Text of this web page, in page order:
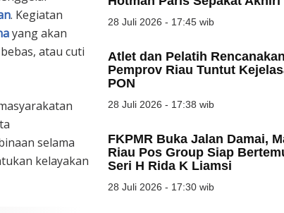
. Kegiatan
yang akan
atau cuti
selama
kelayakan
28 Juli 2026 - 17:45 wib
Atlet dan Pelatih
Pemprov Riau Tuntut
PON
28 Juli 2026 - 17:38 wib
FKPMR Buka Jalan Damai,
Riau Pos Group Siap
Seri H Rida K Liamsi
28 Juli 2026 - 17:30 wib